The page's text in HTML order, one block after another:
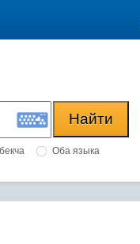
Оба языка